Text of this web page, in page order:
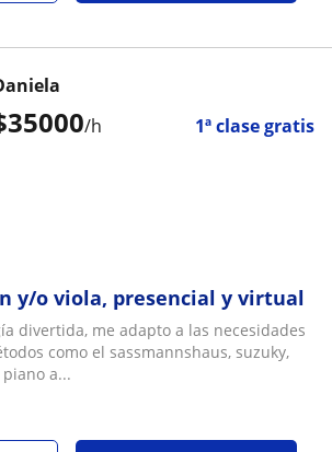
35000/h 1ª clase gratis
y/o viola, presencial y virtual
divertida, me adapto a las necesidades
como el sassmannshaus, suzuky,
a...